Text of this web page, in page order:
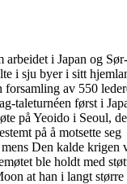
arbeidet i Japan og
i sju byer i sitt
av 550
taleturnéen først i
på Yeoido i Seoul,
på å motsette seg
Den kalde krigen
ble holdt med
at han i langt større